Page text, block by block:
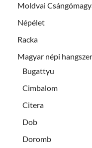
Moldvai
Népélet
Racka
Magyar népi
Bugattyu
Cimbalom
Citera
Dob
Doromb